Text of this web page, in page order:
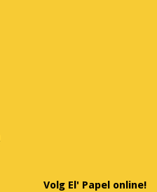
Volg El' Papel online!